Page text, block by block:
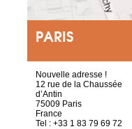
PARIS
Nouvelle adresse !
12 rue de la Chaussée
d’Antin
75009 Paris
France
Tel : +33 1 83 79 69 72